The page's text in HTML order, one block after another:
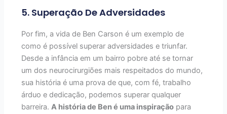
5. Superação De Adversidades
Por fim, a vida de Ben Carson é um exemplo de
como é possível superar adversidades e triunfar.
Desde a infância em um bairro pobre até se tornar
um dos neurocirurgiões mais respeitados do mundo,
sua história é uma prova de que, com fé, trabalho
árduo e dedicação, podemos superar qualquer
barreira.A história de Ben é uma inspiração para